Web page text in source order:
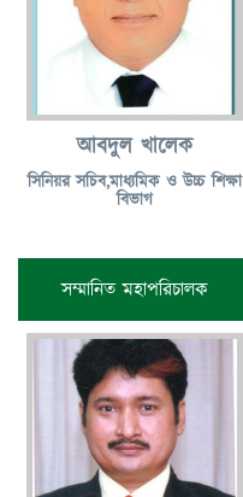
আবদুল খালেক
সিনিয়র সচিব,মাধ্যমিক ও উচ্চ শিক্ষা
বিভাগ
সম্মানিত মহাপরিচালক